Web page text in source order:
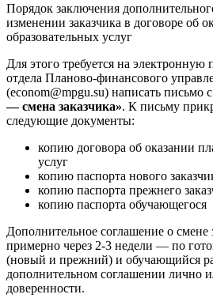
Порядок заключения
изменении заказчика в договоре об
образовательных услуг
Для этого требуется на электронную
отдела Планово-финансового
(econom@mpgu.su) написать письмо
— смена заказчика». К письму
следующие документы:
копию договора об оказании
услуг
копию паспорта нового
копию паспорта прежнего
копию паспорта обучающегося
Дополнительное соглашение о смене
примерно через 2-3 недели — по
(новый и прежний) и обучающийся
дополнительном соглашении лично
доверенности.